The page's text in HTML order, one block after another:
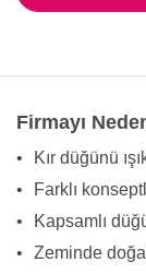
Firmayı
•
Kır düğünü
•
Farklı
•
Kapsamlı
•
Zeminde